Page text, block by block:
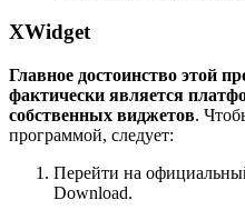
XWidget
Главное достоинство этой
фактически является
собственных виджетов.
программой, следует:
Перейти на
Download.